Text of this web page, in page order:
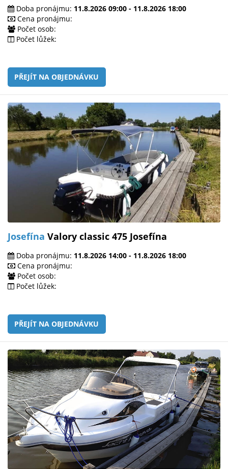
Doba pronájmu: 11.8.2026 09:00 - 11.8.2026 18:00
Cena pronájmu:
Počet osob:
Počet lůžek:
PŘEJÍT NA OBJEDNÁVKU
Josefína Valory classic 475 Josefína
Doba pronájmu: 11.8.2026 14:00 - 11.8.2026 18:00
Cena pronájmu:
Počet osob:
Počet lůžek:
PŘEJÍT NA OBJEDNÁVKU